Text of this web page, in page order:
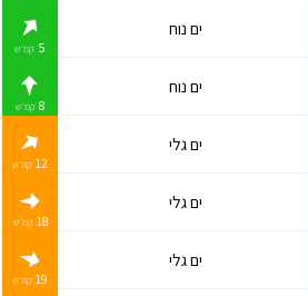
ים נוח
5 קמ״ש
ים נוח
8 קמ״ש
ים גלי
12 קמ״ש
ים גלי
18 קמ״ש
ים גלי
19 קמ״ש